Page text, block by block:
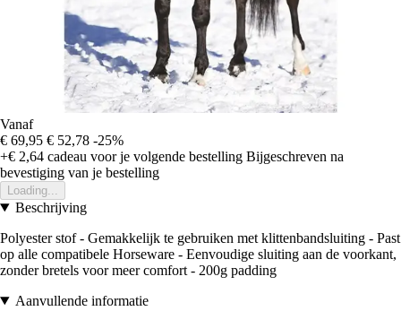
Vanaf
€ 69,95 € 52,78 -25%
+€ 2,64 cadeau voor je volgende bestelling Bijgeschreven na
bevestiging van je bestelling
Loading...
Beschrijving
Polyester stof - Gemakkelijk te gebruiken met klittenbandsluiting - Past
op alle compatibele Horseware - Eenvoudige sluiting aan de voorkant,
zonder bretels voor meer comfort - 200g padding
Aanvullende informatie